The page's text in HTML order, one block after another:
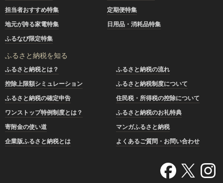
担当者おすすめ特集
定期便特集
地元が誇る家電特集
日用品・消耗品特集
ふるなび限定特集
ふるさと納税を知る
ふるさと納税とは？
ふるさと納税の流れ
控除上限額シミュレーション
ふるさと納税制度について
ふるさと納税の確定申告
住民税・所得税の控除について
ワンストップ特例制度とは？
ふるさと納税のお礼特典
寄附金の使い道
マンガふるさと納税
企業版ふるさと納税とは
よくあるご質問・お問い合わせ